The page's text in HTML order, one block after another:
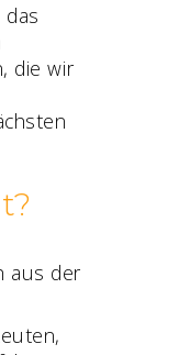
die wir
aus der